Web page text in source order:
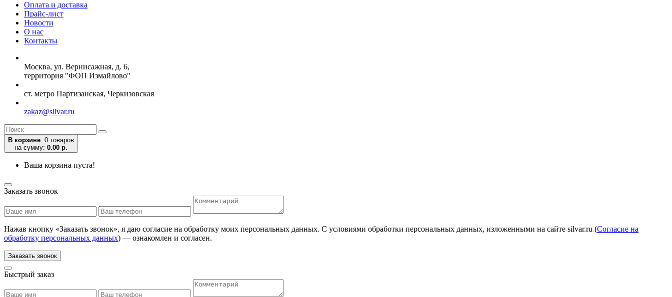
Оплата и доставка
Прайс-лист
Новости
О нас
Контакты
Москва, ул. Вернисажная, д. 6,
территория "ФОП Измайлово"
ст. метро Партизанская, Черкизовская
zakaz@silvar.ru
В корзине: 0 товаров
на сумму: 0.00 р.
Ваша корзина пуста!
Заказать звонок
Нажав кнопку «Заказать звонок», я даю согласие на обработку моих персональных данных. С условиями обработки персональных данных, изложенными на сайте silvar.ru (Согласие на
обработку персональных данных) — ознакомлен и согласен.
Заказать звонок
Быстрый заказ